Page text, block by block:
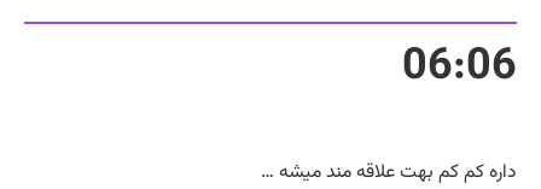
06:06
داره کم کم بهت علاقه مند میشه …